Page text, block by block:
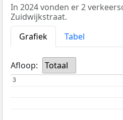
In 2024 vonden er 2
Zuidwijkstraat.
Grafiek
Tabel
Afloop: Totaal
3
3